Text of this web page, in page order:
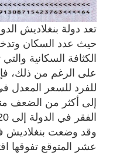
تعد دولة بنغلاديش
حيث عدد السكان
الكثافة السكانية
على الرغم من ذلك،
للفرد للسعر المعدل
وقد وضعت بنغلاديش
عشر المتوقع تفوقها